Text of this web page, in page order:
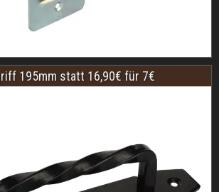
195mm statt 16,90€ für 7€